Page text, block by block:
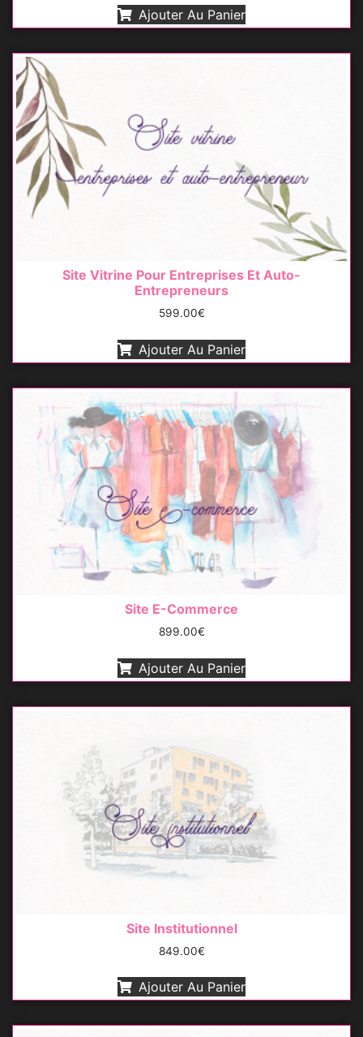
Ajouter Au Panier
Site Vitrine Pour Entreprises Et Auto-
Entrepreneurs
599.00€
Ajouter Au Panier
Site E-Commerce
899.00€
Ajouter Au Panier
Site Institutionnel
849.00€
Ajouter Au Panier